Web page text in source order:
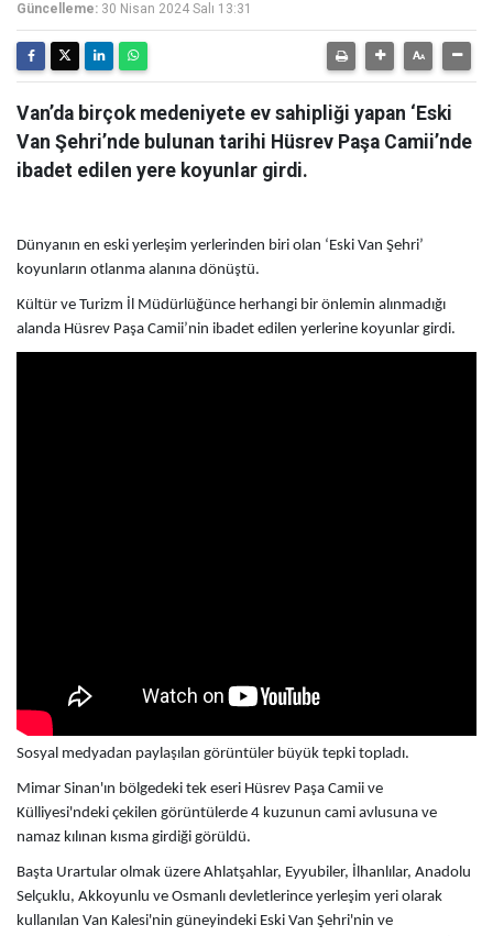
Güncelleme: 30 Nisan 2024 Salı 13:31
Van’da birçok medeniyete ev sahipliği yapan ‘Eski
Van Şehri’nde bulunan tarihi Hüsrev Paşa Camii’nde
ibadet edilen yere koyunlar girdi.
Dünyanın en eski yerleşim yerlerinden biri olan ‘Eski Van Şehri’
koyunların otlanma alanına dönüştü.
Kültür ve Turizm İl Müdürlüğünce herhangi bir önlemin alınmadığı
alanda Hüsrev Paşa Camii’nin ibadet edilen yerlerine koyunlar girdi.
Sosyal medyadan paylaşılan görüntüler büyük tepki topladı.
Mimar Sinan'ın bölgedeki tek eseri Hüsrev Paşa Camii ve
Külliyesi'ndeki çekilen görüntülerde 4 kuzunun cami avlusuna ve
namaz kılınan kısma girdiği görüldü.
Başta Urartular olmak üzere Ahlatşahlar, Eyyubiler, İlhanlılar, Anadolu
Selçuklu, Akkoyunlu ve Osmanlı devletlerince yerleşim yeri olarak
kullanılan Van Kalesi'nin güneyindeki Eski Van Şehri'nin ve